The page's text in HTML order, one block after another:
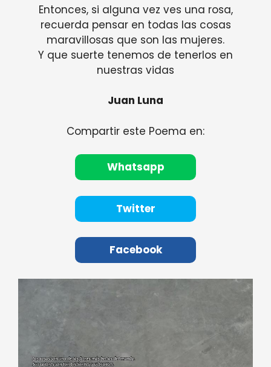
Entonces, si alguna vez ves una rosa,
recuerda pensar en todas las cosas
maravillosas que son las mujeres.
Y que suerte tenemos de tenerlos en
nuestras vidas
Juan Luna
Compartir este Poema en:
Whatsapp
Twitter
Facebook